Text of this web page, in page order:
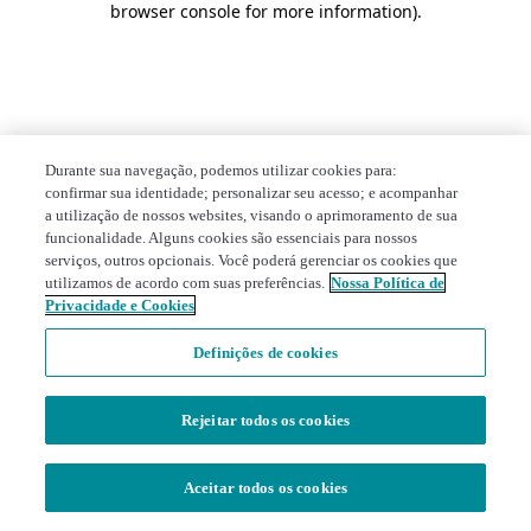
browser console for more information).
Durante sua navegação, podemos utilizar cookies para:
confirmar sua identidade; personalizar seu acesso; e acompanhar
a utilização de nossos websites, visando o aprimoramento de sua
funcionalidade. Alguns cookies são essenciais para nossos
serviços, outros opcionais. Você poderá gerenciar os cookies que
utilizamos de acordo com suas preferências. Nossa Política de
Privacidade e Cookies
Definições de cookies
Rejeitar todos os cookies
Aceitar todos os cookies